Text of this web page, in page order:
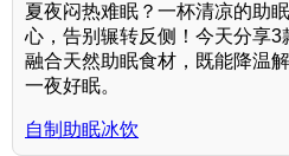
夏夜闷热难眠？一杯清凉的助
心，告别辗转反侧！今天分享3
融合天然助眠食材，既能降温
一夜好眠。
自制助眠冰饮